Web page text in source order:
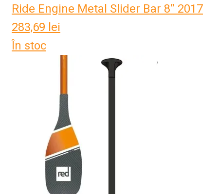
Ride Engine Metal Slider Bar 8” 2017
283,69 lei
În stoc